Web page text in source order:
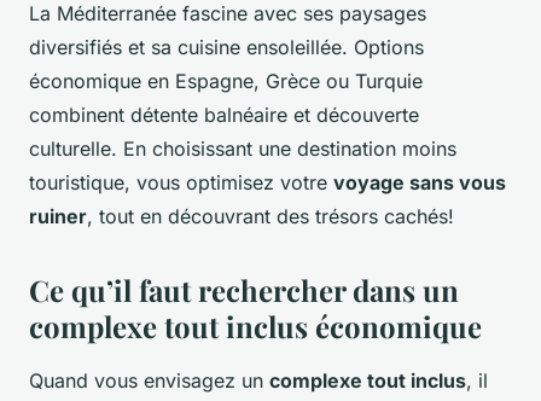
La Méditerranée fascine avec ses paysages
diversifiés et sa cuisine ensoleillée. Options
économique en Espagne, Grèce ou Turquie
combinent détente balnéaire et découverte
culturelle. En choisissant une destination moins
touristique, vous optimisez votre voyage sans vous
ruiner, tout en découvrant des trésors cachés!
Ce qu’il faut rechercher dans un
complexe tout inclus économique
Quand vous envisagez un complexe tout inclus, il